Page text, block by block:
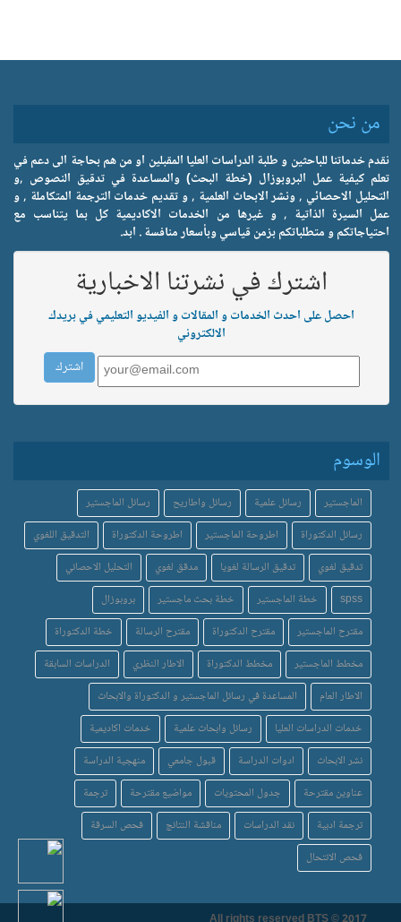
من نحن
نقدم خدماتنا للباحثين و طلبة الدراسات العليا المقبلين او من هم بحاجة الى دعم في
تعلم كيفية عمل البروبوزال (خطة البحث) والمساعدة في تدقيق النصوص ,و
التحليل الاحصائي , ونشر الابحاث العلمية , و تقديم خدمات الترجمة المتكاملة , و
عمل السيرة الذاتية , و غيرها من الخدمات الاكاديمية كل بما يتناسب مع
احتياجاتكم و متطلباتكم بزمن قياسي وبأسعار منافسة . ابد.
اشترك في نشرتنا الاخبارية
احصل على احدث الخدمات و المقالات و الفيديو التعليمي في بريدك
الالكتروني
الوسوم
الماجستير رسائل علمية رسائل واطاريح
رسائل الماجستير
رسائل الدكتوراة
اطروحة الماجستير اطروحة الدكتوراة
التدقيق اللغوي
تدقيق لغوي
تدقيق الرسالة لغويا مدقق لغوي
التحليل الاحصائي
spss
خطة الماجستير خطة بحث ماجستير
بروبوزال
مقترح الماجستير
مقترح الدكتوراة مقترح الرسالة
خطة الدكتوراة
مخطط الماجستير
مخطط الدكتوراة الاطار النظري
الدراسات السابقة
الاطار العام
المساعدة في رسائل الماجستير و الدكتوراة والابحاث
خدمات الدراسات العليا
رسائل وابحاث علمية
خدمات اكاديمية
نشر الابحاث
ادوات الدراسة قبول جامعي
منهجية الدراسة
عناوين مقترحة
جدول المحتويات مواضيع مقترحة
ترجمة
ترجمة ادبية
نقد الدراسات مناقشة النتائج
فحص السرقة
فحص الانتحال